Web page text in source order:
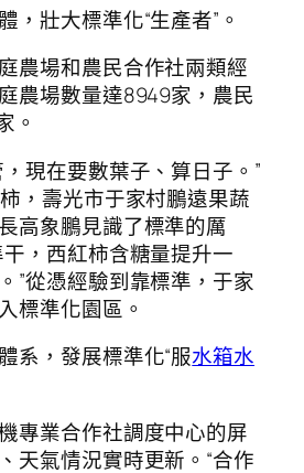
，壯大標準化“生產者”。
農場和農民合作社兩類經
農場數量達8949家，農民
。
現在要數葉子、算日子。”
，壽光市于家村鵬遠果蔬
高象鵬見識了標準的厲
，西紅柿含糖量提升一
”從憑經驗到靠標準，于家
標準化園區。
系，發展標準化“服水箱水
專業合作社調度中心的屏
天氣情況實時更新。“合作